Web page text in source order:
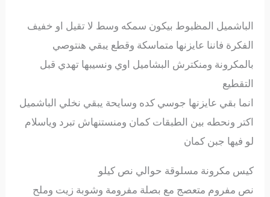
الباشميل المظبوط بيكون سمكه وسط لا تقيل او خفيف
الفكرة فاننا عايزنها متماسكة وقطع يبقي هنتوصي
بالمكرونة ومنكترش البشاميل اوي ونسيبها تهدي قبل
التقطيع
انما بقي عايزنها جوسي كده وسايحة يبقي نخلي الباشميل
اكتر ونحطه بين الطبقات كمان ومنستنهاش تبرد وياسلام
لو فيها جبن كمان
كيس مكرونة مسلوقة حوالي نص كيلو
نص مفروم متعصج مع بصلة مفرومة وشوبة زيت وملح